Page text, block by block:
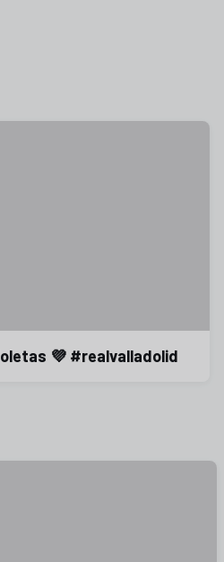
💜 #realvalladolid